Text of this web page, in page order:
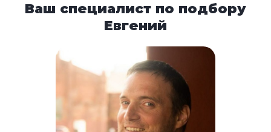
Ваш специалист по подбору
Евгений